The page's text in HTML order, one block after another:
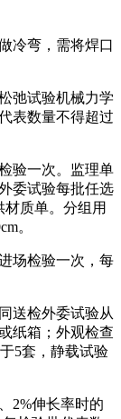
冷弯，需将焊口
弛试验机械力学
表数量不得超过
验一次。监理单
委试验每批任选
质单。分组用
。
场检验一次，每
送检外委试验从
纸箱；外观检查
5套，静载试验
2%伸长率时的